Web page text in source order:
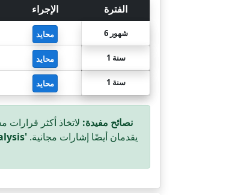
الفترة الإجراء
شهور 6 محايد
سنة 1 محايد
سنة 1 محايد
نصائح مفيدة: لاتخاذ أكثر
يقدمان أيضًا إشارات مجانية.'MagicalAnalysis'